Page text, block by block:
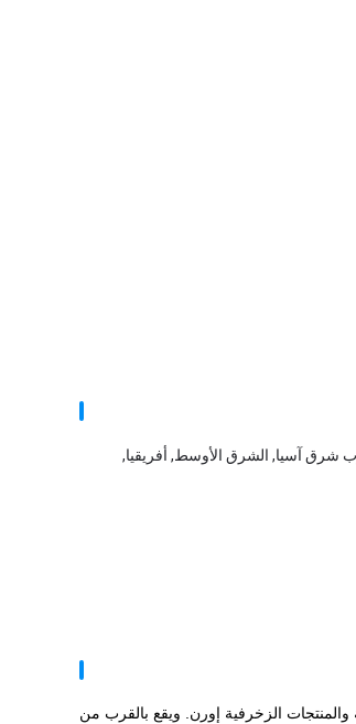
شرق آسيا, الشرق الأوسط, أفريقيا,
والمنتجات الزخرفية إورن.
ويقع بالقرب من